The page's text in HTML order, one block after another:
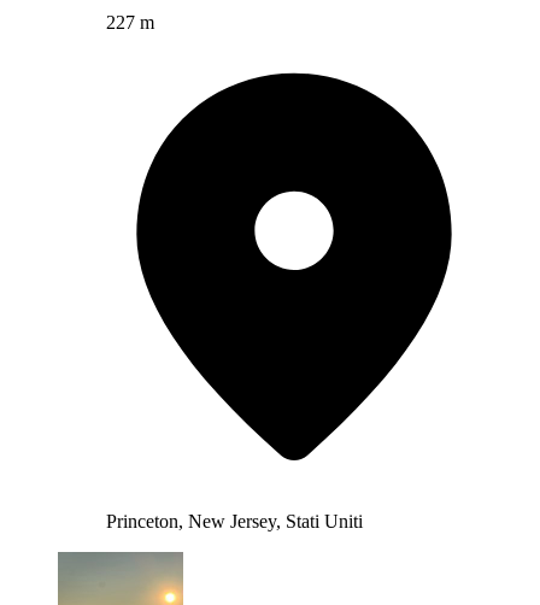
227 m
Princeton, New Jersey, Stati Uniti